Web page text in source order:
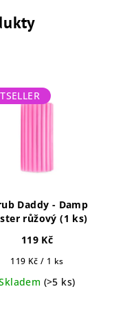
Daddy - Damp
růžový (1 ks)
119 Kč
Měrná
119 Kč / 1 ks
(>5 ks)